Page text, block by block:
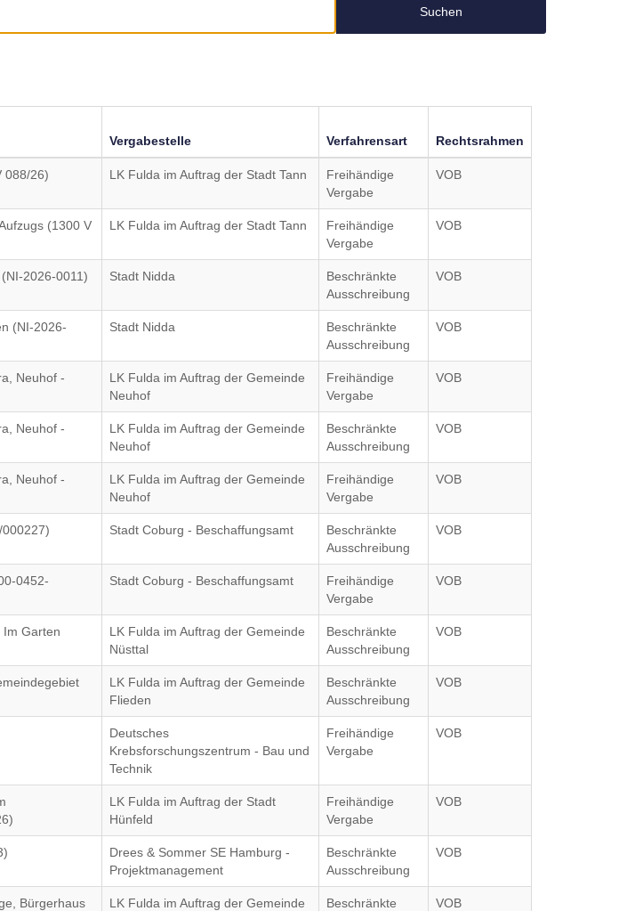
Suchen
Vergabestelle Verfahrensart Rechtsrahmen
088/26) LK Fulda im Auftrag der Stadt Tann
Freihändige
Vergabe
VOB
(1300 V
LK Fulda im Auftrag der Stadt Tann
Freihändige
Vergabe
VOB
2026-0011) Stadt Nidda
Beschränkte
Ausschreibung
VOB
(NI-2026-
Stadt Nidda
Beschränkte
Ausschreibung
VOB
Neuhof -
LK Fulda im Auftrag der Gemeinde
Neuhof
Freihändige
Vergabe
VOB
Neuhof -
LK Fulda im Auftrag der Gemeinde
Neuhof
Beschränkte
Ausschreibung
VOB
Neuhof -
LK Fulda im Auftrag der Gemeinde
Neuhof
Freihändige
Vergabe
VOB
Stadt Coburg - Beschaffungsamt
Beschränkte
Ausschreibung
VOB
0452-
Stadt Coburg - Beschaffungsamt
Freihändige
Vergabe
VOB
Garten
LK Fulda im Auftrag der Gemeinde
Nüsttal
Beschränkte
Ausschreibung
VOB
LK Fulda im Auftrag der Gemeinde
Flieden
Beschränkte
Ausschreibung
VOB
Deutsches
Krebsforschungszentrum - Bau und
Technik
Freihändige
Vergabe
VOB
LK Fulda im Auftrag der Stadt
Hünfeld
Freihändige
Vergabe
VOB
Drees & Sommer SE Hamburg -
Projektmanagement
Beschränkte
Ausschreibung
VOB
Bürgerhaus
LK Fulda im Auftrag der Gemeinde
Beschränkte
VOB